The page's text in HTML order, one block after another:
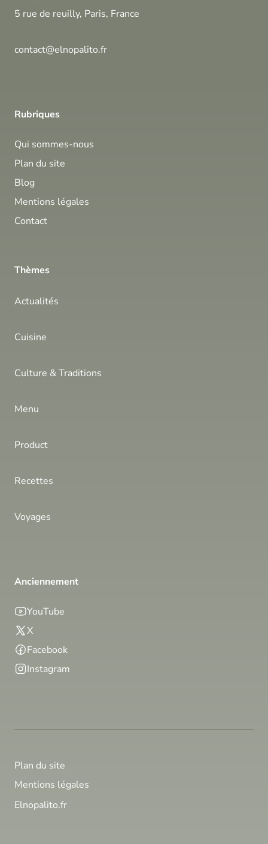
5 rue de reuilly, Paris, France
contact@elnopalito.fr
Rubriques
Qui sommes-nous
Plan du site
Blog
Mentions légales
Contact
Thèmes
Actualités
Cuisine
Culture & Traditions
Menu
Product
Recettes
Voyages
Anciennement
YouTube
X
Facebook
Instagram
Elnopalito.fr
Plan du site
Mentions légales